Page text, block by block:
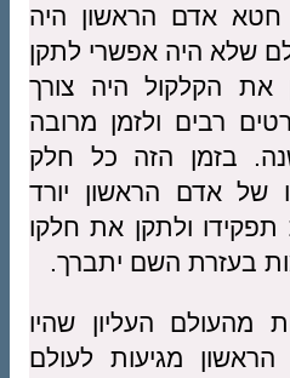
אדם הראשון היה
שלא היה אפשרי לתקן
הקלקול היה צורך
רבים ולזמן מרובה
בזמן הזה כל חלק
אדם הראשון יורד
ולתקן את חלקו
בעזרת השם יתברך.
העליון שהיו
מגיעות לעולם